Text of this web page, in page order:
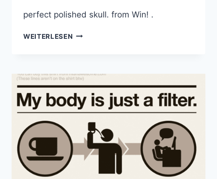
perfect polished skull. from Win! .
WEITERLESEN CRYSTAL